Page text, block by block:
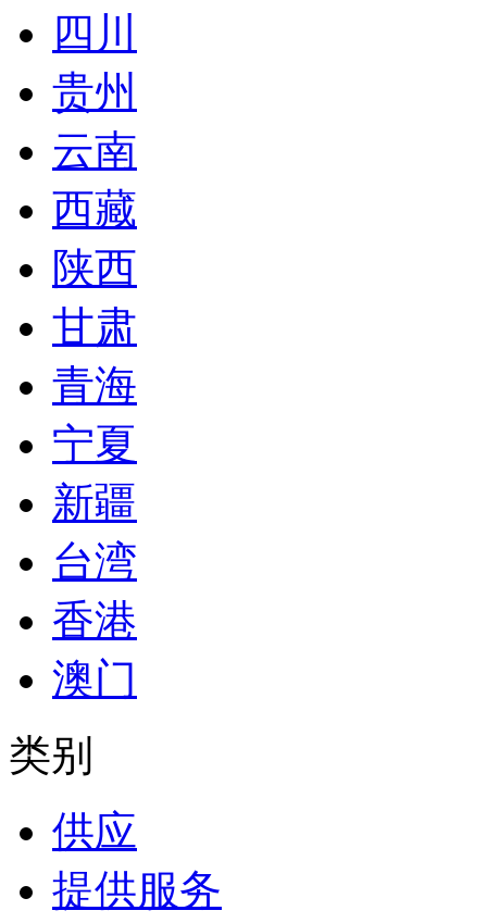
四川
贵州
云南
西藏
陕西
甘肃
青海
宁夏
新疆
台湾
香港
澳门
类别
供应
提供服务